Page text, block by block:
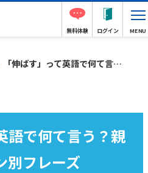
無料体験 ログイン MENU
「伸ばす」って英語で何て言う？親子で覚えるシーン別フレーズ
語で何て言う？親
別フレーズ